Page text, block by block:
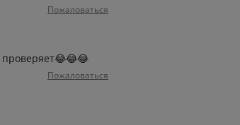
Пожаловаться
проверяет😂😂😂
Пожаловаться